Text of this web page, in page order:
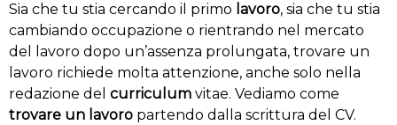
Sia che tu stia cercando il primo lavoro, sia che tu stia
cambiando occupazione o rientrando nel mercato
del lavoro dopo un’assenza prolungata, trovare un
lavoro richiede molta attenzione, anche solo nella
redazione del curriculum vitae. Vediamo come
trovare un lavoro partendo dalla scrittura del CV.